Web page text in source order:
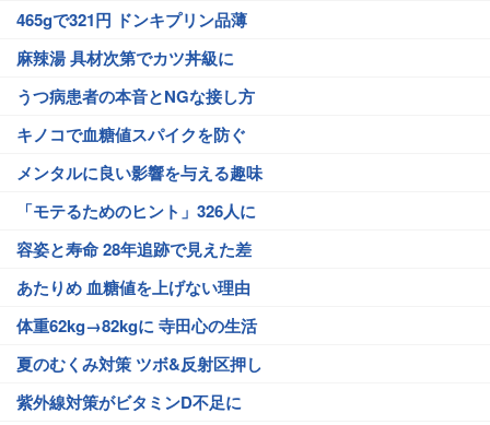
465gで321円 ドンキプリン品薄
麻辣湯 具材次第でカツ丼級に
うつ病患者の本音とNGな接し方
キノコで血糖値スパイクを防ぐ
メンタルに良い影響を与える趣味
「モテるためのヒント」326人に
容姿と寿命 28年追跡で見えた差
あたりめ 血糖値を上げない理由
体重62kg→82kgに 寺田心の生活
夏のむくみ対策 ツボ&反射区押し
紫外線対策がビタミンD不足に